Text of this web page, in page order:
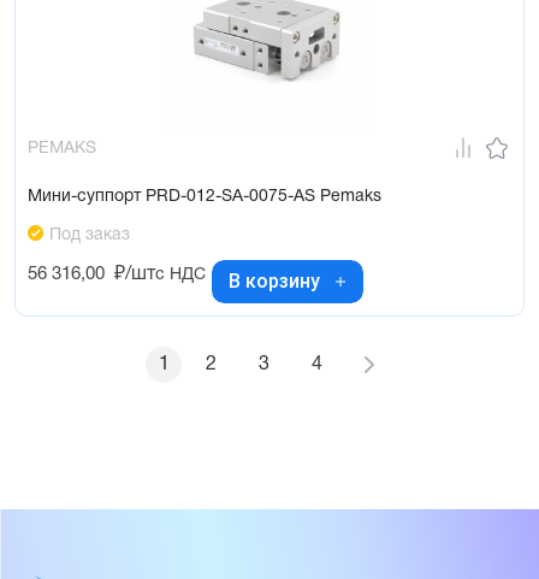
PEMAKS
Мини-суппорт PRD-012-SA-0075-AS Pemaks
Под заказ
56 316,00 ₽/штс НДС В корзину
1 2 3 4